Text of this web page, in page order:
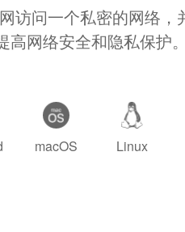
访问一个私密的网络，
网络安全和隐私保护。
macOS Linux